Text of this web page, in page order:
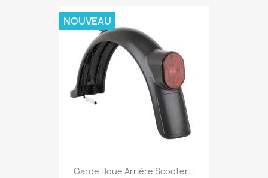
Garde Boue Arrière Scooter...
NOUVEAU